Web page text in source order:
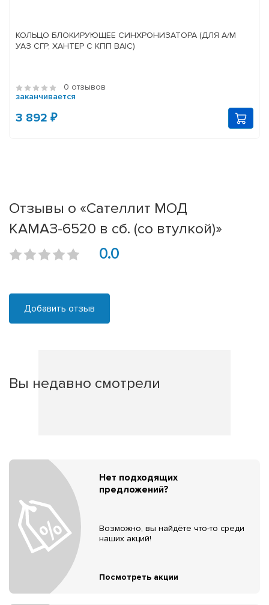
КОЛЬЦО БЛОКИРУЮЩЕЕ СИНХРОНИЗАТОРА (ДЛЯ А/М
УАЗ СГР, ХАНТЕР С КПП BAIC)
0 отзывов
заканчивается
3 892 ₽
Отзывы о «Сателлит МОД
КАМАЗ-6520 в сб. (со втулкой)»
0.0
Добавить отзыв
Вы недавно смотрели
Нет подходящих
предложений?
Возможно, вы найдёте что-то среди
наших акций!
Посмотреть акции